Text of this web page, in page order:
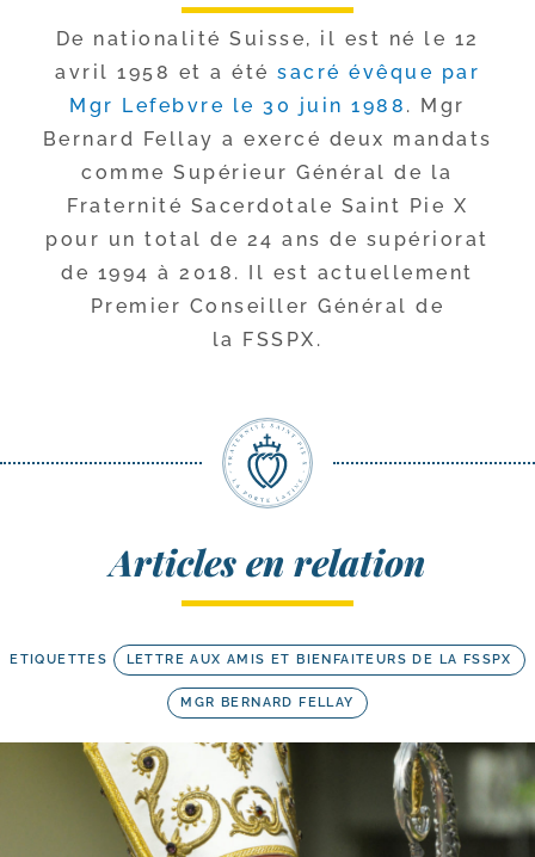
De natio­na­li­té Suisse, il est né le 12
avril 1958 et a été sacré évêque par
Mgr Lefebvre le 30 juin 1988 . Mgr
Bernard Fellay a exer­cé deux man­dats
comme Supérieur Général de la
Fraternité Sacerdotale Saint Pie X
pour un total de 24 ans de supé­rio­rat
de 1994 à 2018. Il est actuel­le­ment
Premier Conseiller Général de
la FSSPX.
Articles en relation
ETIQUETTES LETTRE AUX AMIS ET BIENFAITEURS DE LA FSSPX
MGR BERNARD FELLAY